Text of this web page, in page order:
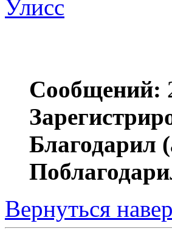
Улисс
Сообщений:
Благодарил
Вернуться